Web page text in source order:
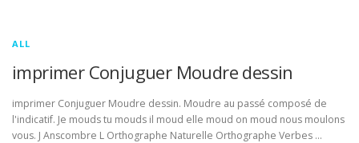
ALL
imprimer Conjuguer Moudre dessin
imprimer Conjuguer Moudre dessin. Moudre au passé composé de
l'indicatif. Je mouds tu mouds il moud elle moud on moud nous moulons
vous. J Anscombre L Orthographe Naturelle Orthographe Verbes …